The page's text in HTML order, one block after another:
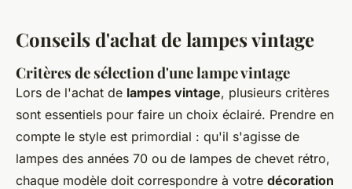
Conseils d'achat de lampes vintage
Critères de sélection d'une lampe vintage
Lors de l'achat de lampes vintage, plusieurs critères
sont essentiels pour faire un choix éclairé. Prendre en
compte le style est primordial : qu'il s'agisse de
lampes des années 70 ou de lampes de chevet rétro,
chaque modèle doit correspondre à votre décoration